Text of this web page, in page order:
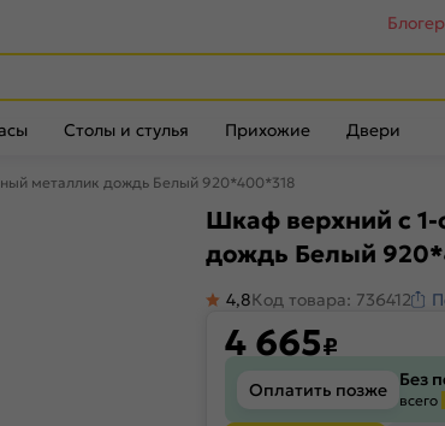
Столы и стулья Прихожие Двери
металлик дождь Белый 920*400*318
Шкаф верхний с
дождь Белый
4,8Код товара: 736412
4 665₽
Оплатить позже Без
всего